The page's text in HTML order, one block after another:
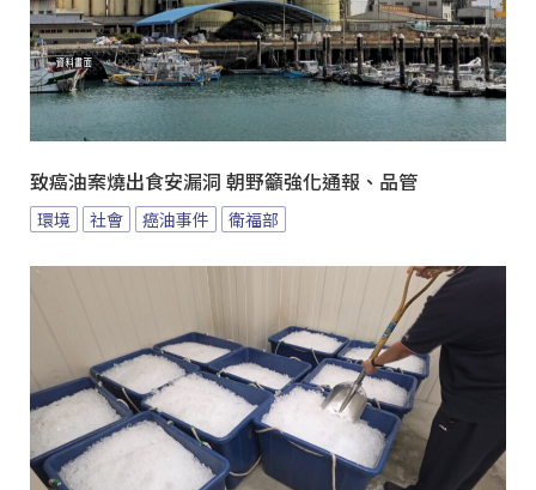
致癌油案燒出食安漏洞 朝野籲強化通報、品管
環境 社會 癌油事件 衛福部